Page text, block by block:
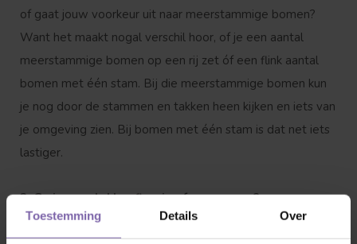
Toestemming Details Over
of gaat jouw voorkeur uit naar meerstammige bomen?
Want het maakt nogal verschil hoor, of je een aantal
meerstammige bomen op een rij zet óf een flink aantal
bomen met één stam. Bij die meerstammige bomen kun
je nog door de stammen en takken heen kijken en iets van
je omgeving zien. Bij bomen met één stam is dat net iets
lastiger.
3. Ga je voor lekker fleurig of voor groen?